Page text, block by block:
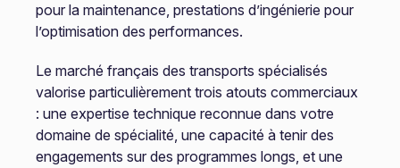
pour la maintenance, prestations d’ingénierie pour
l’optimisation des performances.
Le marché français des transports spécialisés
valorise particulièrement trois atouts commerciaux
: une expertise technique reconnue dans votre
domaine de spécialité, une capacité à tenir des
engagements sur des programmes longs, et une